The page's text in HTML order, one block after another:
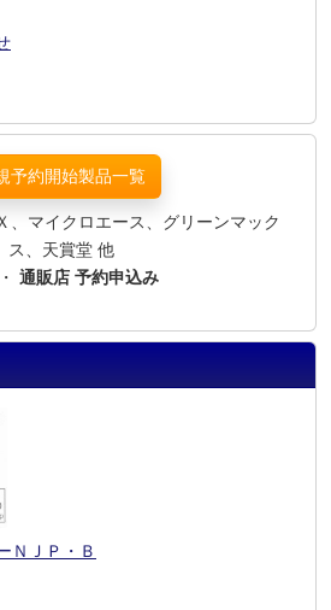
予約開始製品一覧
、マイクロエース、グリーンマック
ス、天賞堂 他
通販店 予約申込み
ＮＪＰ・Ｂ